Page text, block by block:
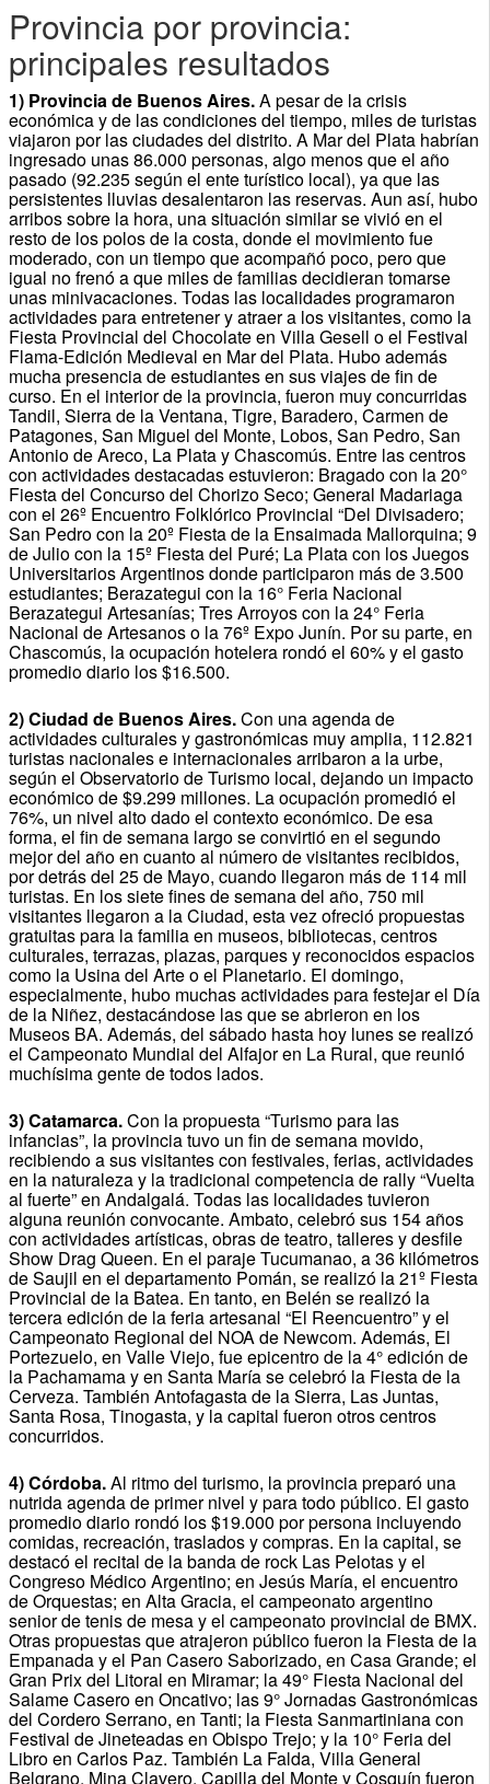
Provincia por provincia:
principales resultados
1) Provincia de Buenos Aires.A pesar de la crisis
económica y de las condiciones del tiempo, miles de turistas
viajaron por las ciudades del distrito. A Mar del Plata habrían
ingresado unas 86.000 personas, algo menos que el año
pasado (92.235 según el ente turístico local), ya que las
persistentes lluvias desalentaron las reservas. Aun así, hubo
arribos sobre la hora, una situación similar se vivió en el
resto de los polos de la costa, donde el movimiento fue
moderado, con un tiempo que acompañó poco, pero que
igual no frenó a que miles de familias decidieran tomarse
unas minivacaciones. Todas las localidades programaron
actividades para entretener y atraer a los visitantes, como la
Fiesta Provincial del Chocolate en Villa Gesell o el Festival
Flama-Edición Medieval en Mar del Plata. Hubo además
mucha presencia de estudiantes en sus viajes de fin de
curso. En el interior de la provincia, fueron muy concurridas
Tandil, Sierra de la Ventana, Tigre, Baradero, Carmen de
Patagones, San Miguel del Monte, Lobos, San Pedro, San
Antonio de Areco, La Plata y Chascomús. Entre las centros
con actividades destacadas estuvieron: Bragado con la 20°
Fiesta del Concurso del Chorizo Seco; General Madariaga
con el 26º Encuentro Folklórico Provincial “Del Divisadero;
San Pedro con la 20º Fiesta de la Ensaimada Mallorquina; 9
de Julio con la 15º Fiesta del Puré; La Plata con los Juegos
Universitarios Argentinos donde participaron más de 3.500
estudiantes; Berazategui con la 16° Feria Nacional
Berazategui Artesanías; Tres Arroyos con la 24° Feria
Nacional de Artesanos o la 76º Expo Junín. Por su parte, en
Chascomús, la ocupación hotelera rondó el 60% y el gasto
promedio diario los $16.500.
2) Ciudad de Buenos Aires.Con una agenda de
actividades culturales y gastronómicas muy amplia, 112.821
turistas nacionales e internacionales arribaron a la urbe,
según el Observatorio de Turismo local, dejando un impacto
económico de $9.299 millones. La ocupación promedió el
76%, un nivel alto dado el contexto económico. De esa
forma, el fin de semana largo se convirtió en el segundo
mejor del año en cuanto al número de visitantes recibidos,
por detrás del 25 de Mayo, cuando llegaron más de 114 mil
turistas. En los siete fines de semana del año, 750 mil
visitantes llegaron a la Ciudad, esta vez ofreció propuestas
gratuitas para la familia en museos, bibliotecas, centros
culturales, terrazas, plazas, parques y reconocidos espacios
como la Usina del Arte o el Planetario. El domingo,
especialmente, hubo muchas actividades para festejar el Día
de la Niñez, destacándose las que se abrieron en los
Museos BA. Además, del sábado hasta hoy lunes se realizó
el Campeonato Mundial del Alfajor en La Rural, que reunió
muchísima gente de todos lados.
3) Catamarca.Con la propuesta “Turismo para las
infancias”, la provincia tuvo un fin de semana movido,
recibiendo a sus visitantes con festivales, ferias, actividades
en la naturaleza y la tradicional competencia de rally “Vuelta
al fuerte” en Andalgalá. Todas las localidades tuvieron
alguna reunión convocante. Ambato, celebró sus 154 años
con actividades artísticas, obras de teatro, talleres y desfile
Show Drag Queen. En el paraje Tucumanao, a 36 kilómetros
de Saujil en el departamento Pomán, se realizó la 21º Fiesta
Provincial de la Batea. En tanto, en Belén se realizó la
tercera edición de la feria artesanal “El Reencuentro” y el
Campeonato Regional del NOA de Newcom. Además, El
Portezuelo, en Valle Viejo, fue epicentro de la 4° edición de
la Pachamama y en Santa María se celebró la Fiesta de la
Cerveza. También Antofagasta de la Sierra, Las Juntas,
Santa Rosa, Tinogasta, y la capital fueron otros centros
concurridos.
4) Córdoba.Al ritmo del turismo, la provincia preparó una
nutrida agenda de primer nivel y para todo público. El gasto
promedio diario rondó los $19.000 por persona incluyendo
comidas, recreación, traslados y compras. En la capital, se
destacó el recital de la banda de rock Las Pelotas y el
Congreso Médico Argentino; en Jesús María, el encuentro
de Orquestas; en Alta Gracia, el campeonato argentino
senior de tenis de mesa y el campeonato provincial de BMX.
Otras propuestas que atrajeron público fueron la Fiesta de la
Empanada y el Pan Casero Saborizado, en Casa Grande; el
Gran Prix del Litoral en Miramar; la 49° Fiesta Nacional del
Salame Casero en Oncativo; las 9° Jornadas Gastronómicas
del Cordero Serrano, en Tanti; la Fiesta Sanmartiniana con
Festival de Jineteadas en Obispo Trejo; y la 10° Feria del
Libro en Carlos Paz. También La Falda, Villa General
Belgrano, Mina Clavero, Capilla del Monte y Cosquín fueron